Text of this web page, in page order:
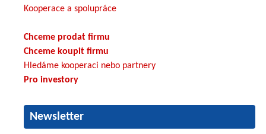
Kooperace a spolupráce
Chceme prodat firmu
Chceme koupit firmu
Hledáme kooperaci nebo partnery
Pro investory
Newsletter